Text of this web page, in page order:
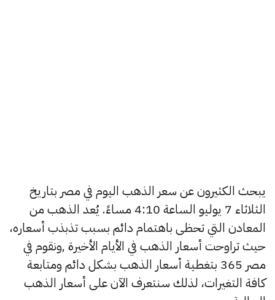
يبحث الكثيرون عن سعر الذهب اليوم في مصر بتاريخ
الثلاثاء 7 يوليو الساعة 4:10 مساءً. يُعد الذهب من
المعادن التي تحظى باهتمام دائم بسبب تذبذب أسعاره،
حيث تراوحت أسعار الذهب في الأيام الأخيرة ,ونقوم في
مصر 365 بتغطية أسعار الذهب بشكل دائم ومتابعة
كافة التغيرات، لذلك سنتعرف الآن على أسعار الذهب